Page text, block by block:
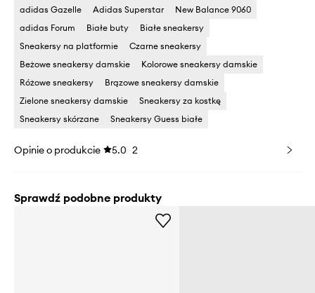
adidas Gazelle
Adidas Superstar
New Balance 9060
adidas Forum
Białe buty
Białe sneakersy
Sneakersy na platformie
Czarne sneakersy
Beżowe sneakersy damskie
Kolorowe sneakersy damskie
Różowe sneakersy
Brązowe sneakersy damskie
Zielone sneakersy damskie
Sneakersy za kostkę
Sneakersy skórzane
Sneakersy Guess białe
Opinie o produkcie 5.0 2
Sprawdź podobne produkty